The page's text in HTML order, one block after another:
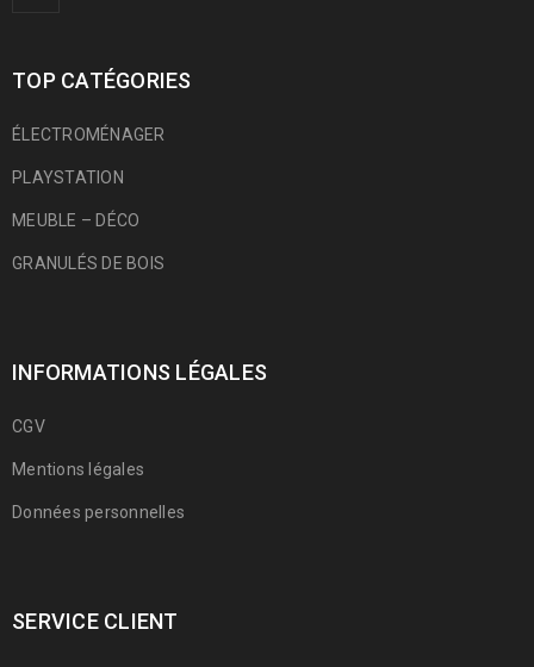
TOP CATÉGORIES
ÉLECTROMÉNAGER
PLAYSTATION
MEUBLE – DÉCO
GRANULÉS DE BOIS
INFORMATIONS LÉGALES
CGV
Mentions légales
Données personnelles
SERVICE CLIENT